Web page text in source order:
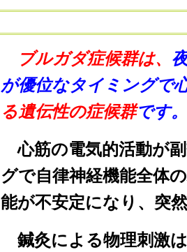
ブルガダ症候群は、
が優位なタイミングで
る遺伝性の症候群です。
心筋の電気的活動が
グで自律神経機能全体
能が不安定になり、突
鍼灸による物理刺激